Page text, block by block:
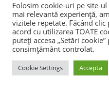
CATEDRE
© TOATE
CREAT CU ❤ DE
Folosim cookie-uri pe site-
mai relevantă experiență,
vizitele repetate. Făcând clic
acord cu utilizarea TOATE
puteți accesa „Setări
consimțământ controlat.
Cookie Settings Accepta